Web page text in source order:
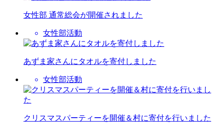
女性部 通常総会が開催されました
女性部活動
あずま家さんにタオルを寄付しました
女性部活動
クリスマスパーティーを開催＆村に寄付を行いました